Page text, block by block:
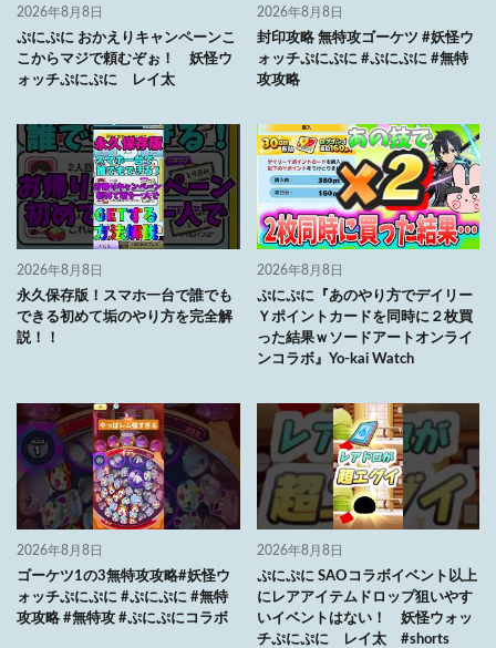
2026年8月8日
ぷにぷに おかえりキャンペーンこ
こからマジで頼むぞぉ！ 妖怪ウ
ォッチぷにぷに レイ太
2026年8月8日
封印攻略 無特攻ゴーケツ #妖怪ウ
ォッチぷにぷに #ぷにぷに #無特
攻攻略
2026年8月8日
永久保存版！スマホ一台で誰でも
できる初めて垢のやり方を完全解
説！！
2026年8月8日
ぷにぷに『あのやり方でデイリー
Ｙポイントカードを同時に２枚買
った結果ｗソードアートオンライ
ンコラボ』Yo-kai Watch
2026年8月8日
ゴーケツ1の3無特攻攻略#妖怪ウ
ォッチぷにぷに #ぷにぷに #無特
攻攻略 #無特攻 #ぷにぷにコラボ
2026年8月8日
ぷにぷに SAOコラボイベント以上
にレアアイテムドロップ狙いやす
いイベントはない！ 妖怪ウォッ
チぷにぷに レイ太 #shorts